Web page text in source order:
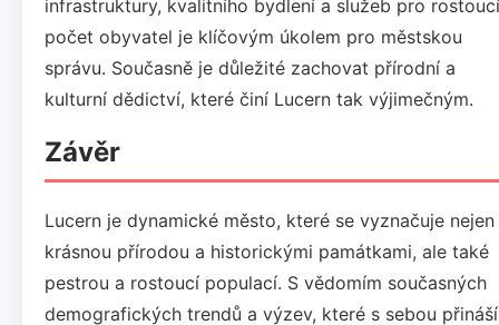
infrastruktury, kvalitního bydlení a služeb pro rostoucí
počet obyvatel je klíčovým úkolem pro městskou
správu. Současně je důležité zachovat přírodní a
kulturní dědictví, které činí Lucern tak výjimečným.
Závěr
Lucern je dynamické město, které se vyznačuje nejen
krásnou přírodou a historickými památkami, ale také
pestrou a rostoucí populací. S vědomím současných
demografických trendů a výzev, které s sebou